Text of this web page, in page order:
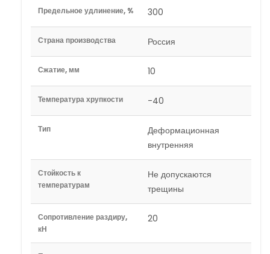
Предельное удлинение, % 300
Страна производства Россия
Сжатие, мм 10
Температура хрупкости -40
Тип
Деформационная
внутренняя
Стойкость к
температурам
Не допускаются
трещины
Сопротивление раздиру,
кН
20